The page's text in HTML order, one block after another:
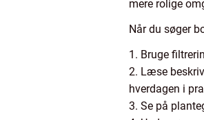
mere rolige
Når du søger
1. Bruge
2. Læse
hverdagen i
3. Se på